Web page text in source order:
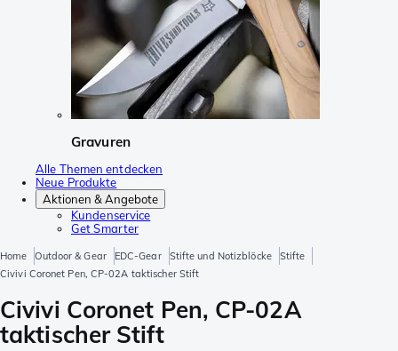
Gravuren
Alle Themen entdecken
Neue Produkte
Aktionen & Angebote
Kundenservice
Get Smarter
Home Outdoor & Gear EDC-Gear Stifte und Notizblöcke
Stifte
Civivi Coronet Pen, CP-02A taktischer Stift
Civivi Coronet Pen, CP-02A
taktischer Stift